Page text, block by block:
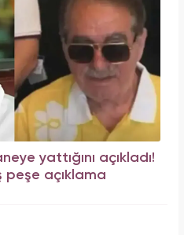
yattığını açıkladı!
açıklama